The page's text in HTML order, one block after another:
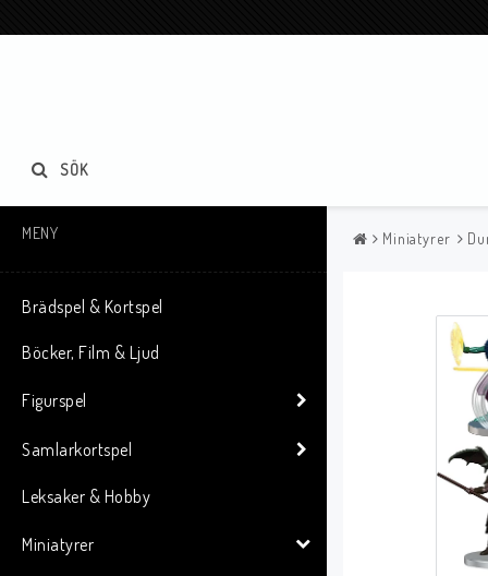
SÖK
MENY
Brädspel & Kortspel
Böcker, Film & Ljud
Figurspel
Samlarkortspel
Leksaker & Hobby
Miniatyrer
Miniatyrer